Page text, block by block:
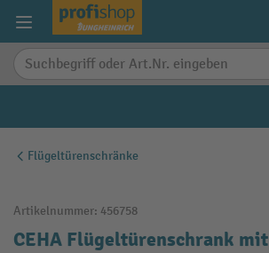
springen
Flügeltürenschränke
Artikelnummer: 456758
CEHA Flügeltürenschrank mit